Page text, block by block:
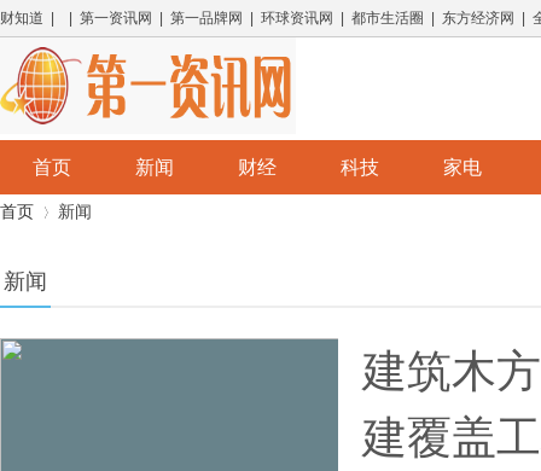
财知道 | | 第一资讯网 | 第一品牌网 | 环球资讯网 | 都市生活圈 | 东方经济网 |
首页 新闻 财经 科技 家电
首页 新闻
新闻
建筑木
建覆盖